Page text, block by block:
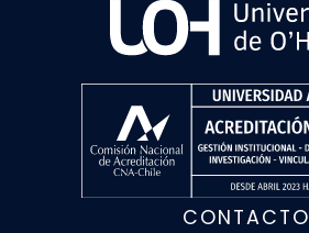
CONTACTO